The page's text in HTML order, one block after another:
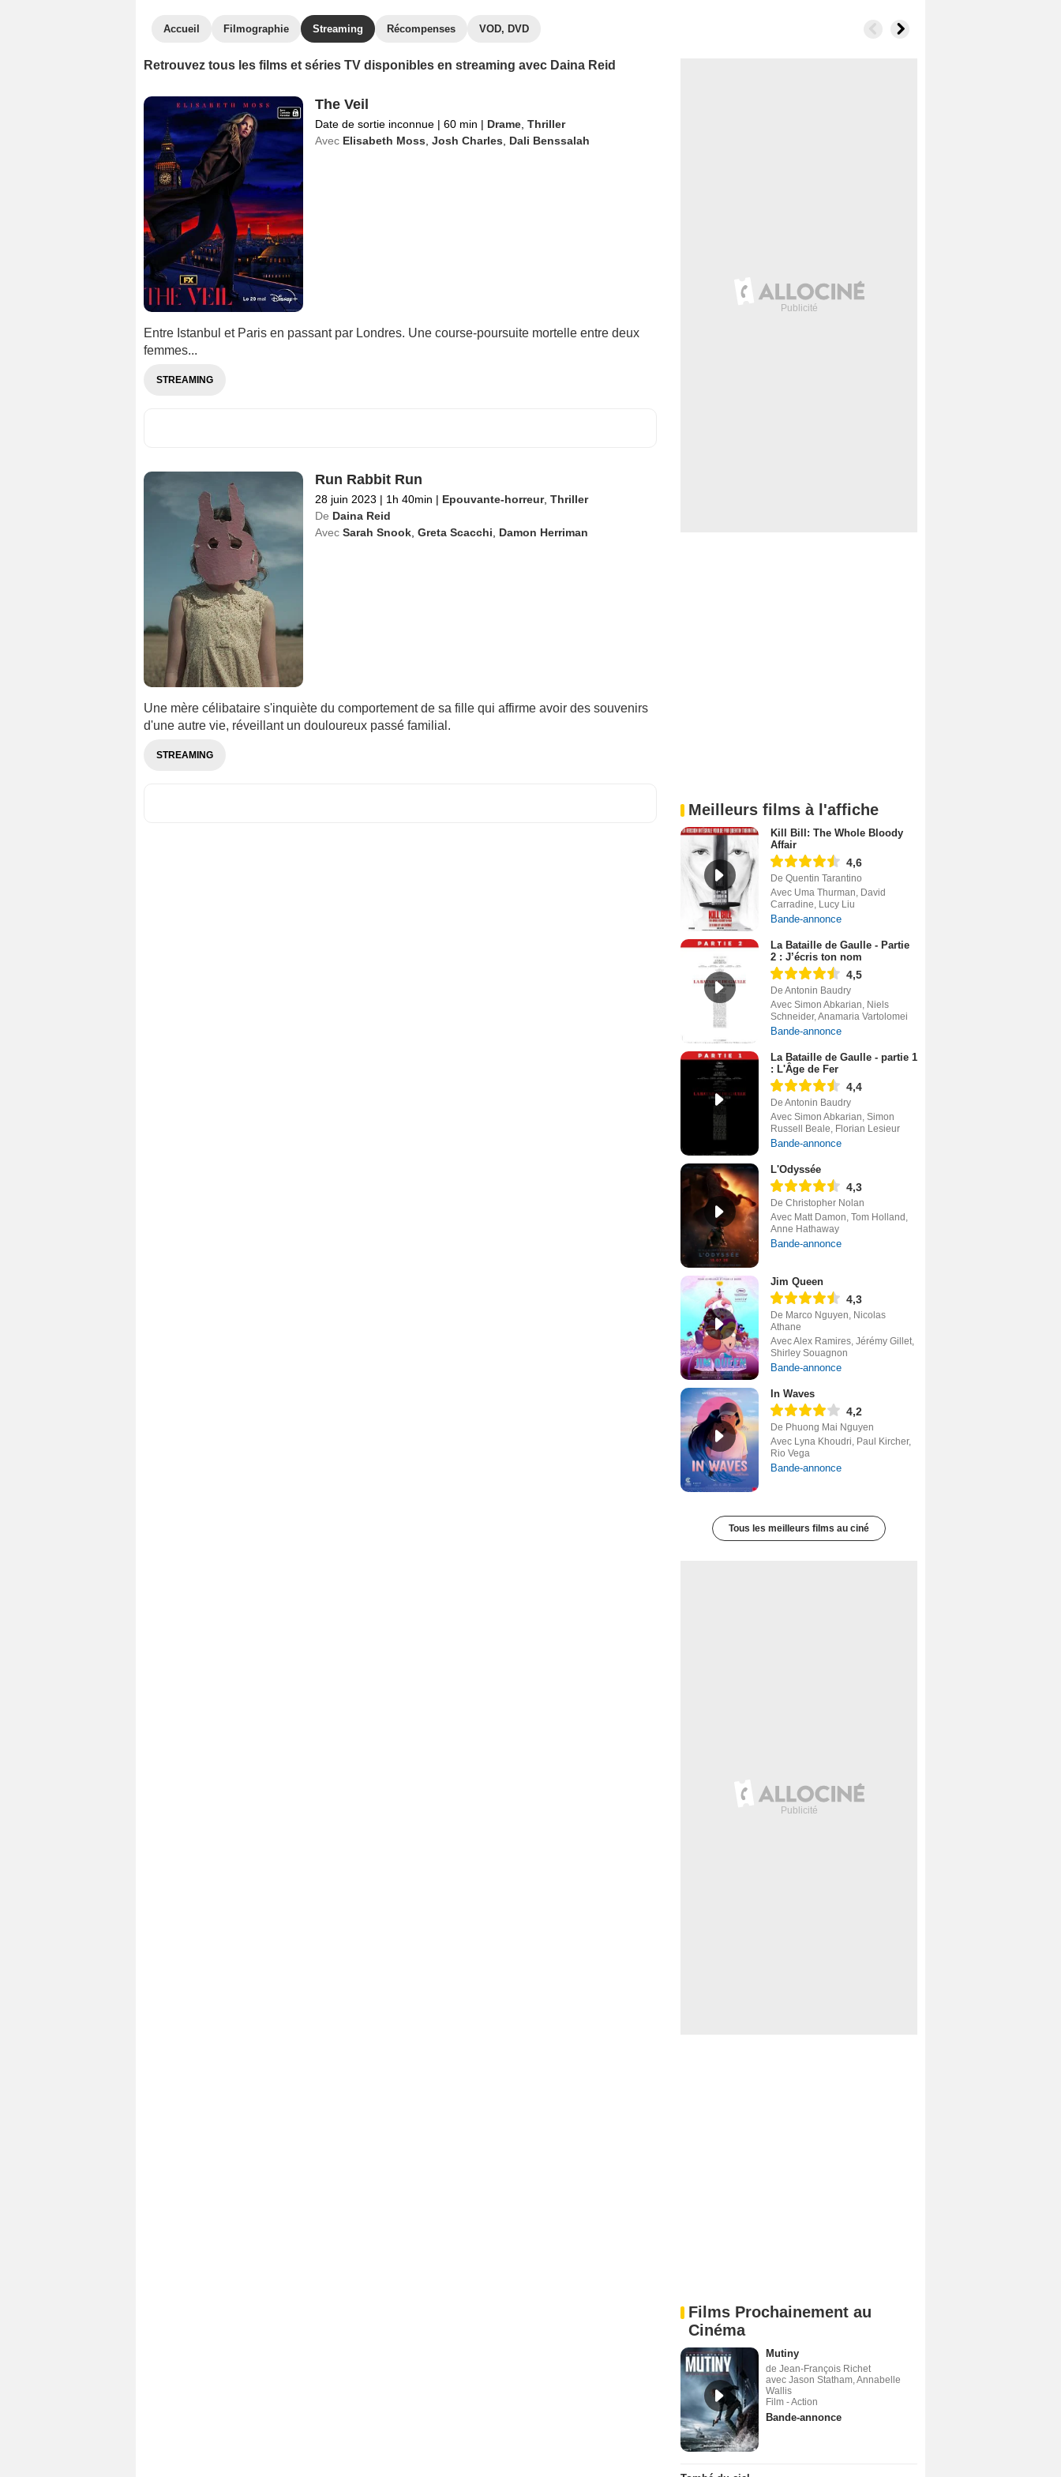
Accueil Filmographie Streaming Récompenses VOD, DVD
Retrouvez tous les films et séries TV disponibles en streaming avec Daina Reid
The Veil
Date de sortie inconnue | 60 min | Drame, Thriller
Avec Elisabeth Moss Josh Charles Dali Benssalah
Entre Istanbul et Paris en passant par Londres. Une course-poursuite mortelle entre deux
femmes...
STREAMING
Run Rabbit Run
28 juin 2023 | 1h 40min | Epouvante-horreur, Thriller
De Daina Reid
Avec Sarah Snook, Greta Scacchi Damon Herriman
Une mère célibataire s'inquiète du comportement de sa fille qui affirme avoir des souvenirs
d'une autre vie, réveillant un douloureux passé familial.
STREAMING
Meilleurs films à l'affiche
Kill Bill: The Whole Bloody
Affair
4,6
De Quentin Tarantino
Avec Uma Thurman, David
Carradine, Lucy Liu
Bande-annonce
La Bataille de Gaulle - Partie
2 : J’écris ton nom
4,5
De Antonin Baudry
Avec Simon Abkarian, Niels
Schneider, Anamaria Vartolomei
Bande-annonce
La Bataille de Gaulle - partie 1
: L'Âge de Fer
4,4
De Antonin Baudry
Avec Simon Abkarian, Simon
Russell Beale, Florian Lesieur
Bande-annonce
L'Odyssée
4,3
De Christopher Nolan
Avec Matt Damon, Tom Holland,
Anne Hathaway
Bande-annonce
Jim Queen
4,3
De Marco Nguyen, Nicolas
Athane
Avec Alex Ramires, Jérémy Gillet,
Shirley Souagnon
Bande-annonce
In Waves
4,2
De Phuong Mai Nguyen
Avec Lyna Khoudri, Paul Kircher,
Rio Vega
Bande-annonce
Tous les meilleurs films au ciné
Films Prochainement au
Cinéma
Mutiny
de Jean-François Richet
avec Jason Statham, Annabelle
Wallis
Film - Action
Bande-annonce